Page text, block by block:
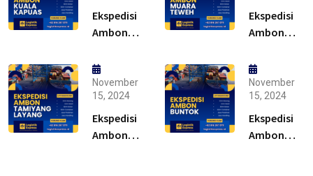
Ekspedisi
Ambon
Kapuas –
Solusi
Ekspedisi
Ambon
Teweh –
Solusi
November
15, 2024
Ekspedisi
Ambon
November
15, 2024
Ekspedisi
Ambon